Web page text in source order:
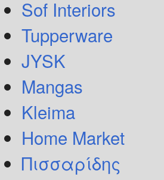
Sof Interiors
Tupperware
JYSK
Mangas
Kleima
Home Market
Πισσαρίδης